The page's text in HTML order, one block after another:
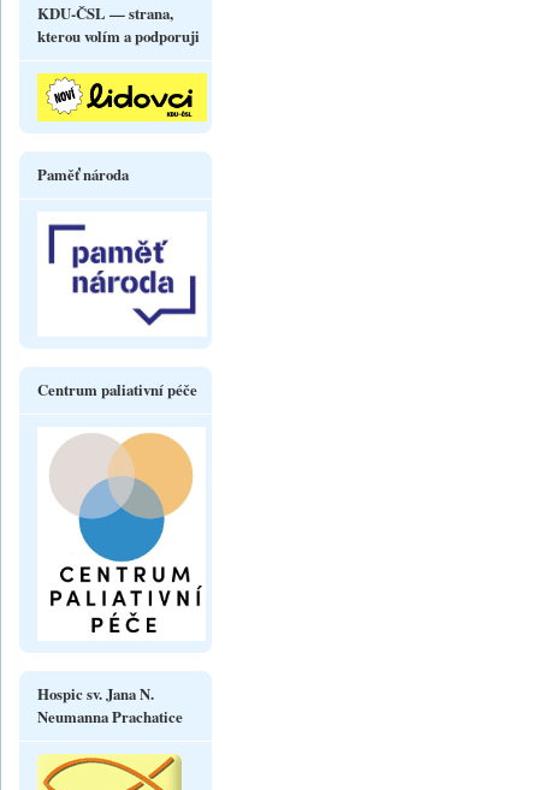
KDU-ČSL — strana,
kterou volím a podporuji
Paměť národa
Centrum paliativní péče
Hospic sv. Jana N.
Neumanna Prachatice